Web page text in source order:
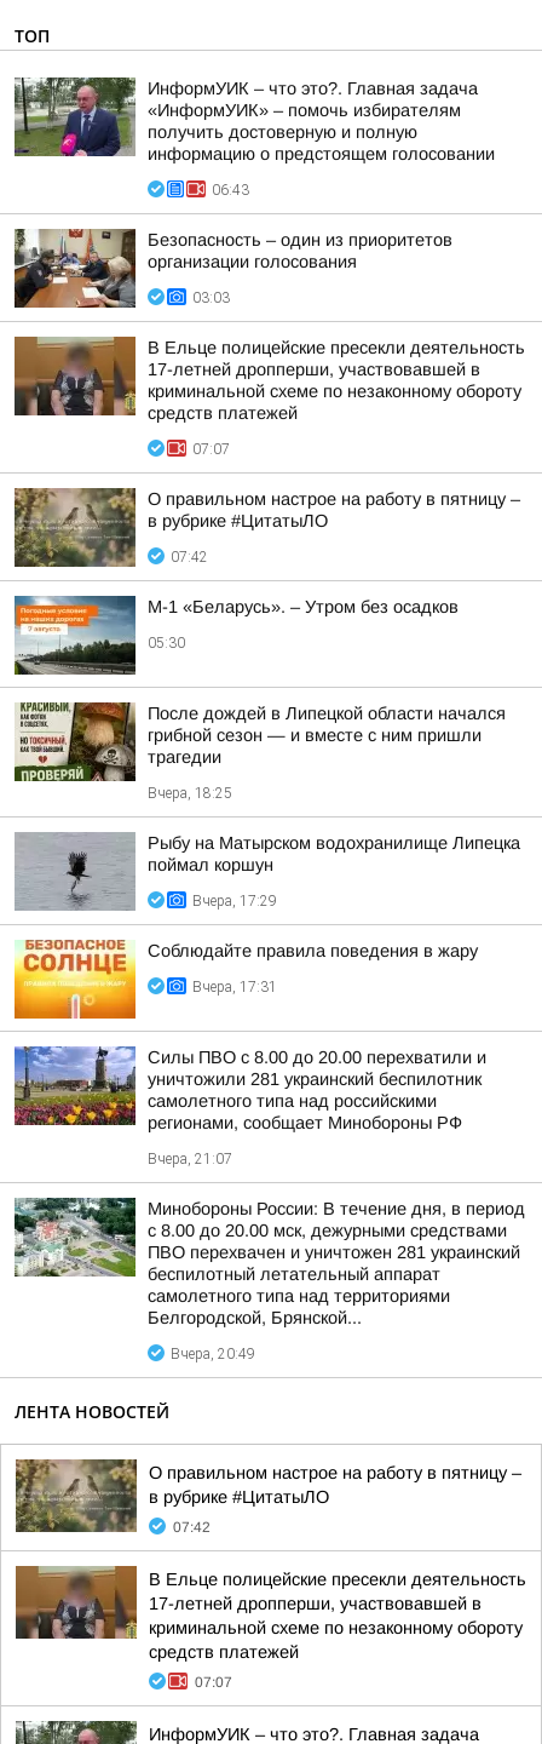
ТОП
ИнформУИК – что это?. Главная задача
«ИнформУИК» – помочь избирателям
получить достоверную и полную
информацию о предстоящем голосовании
06:43
Безопасность – один из приоритетов
организации голосования
03:03
В Ельце полицейские пресекли деятельность
17-летней дропперши, участвовавшей в
криминальной схеме по незаконному обороту
средств платежей
07:07
О правильном настрое на работу в пятницу –
в рубрике #ЦитатыЛО
07:42
М-1 «Беларусь». – Утром без осадков
05:30
После дождей в Липецкой области начался
грибной сезон — и вместе с ним пришли
трагедии
Вчера, 18:25
Рыбу на Матырском водохранилище Липецка
поймал коршун
Вчера, 17:29
Соблюдайте правила поведения в жару
Вчера, 17:31
Силы ПВО с 8.00 до 20.00 перехватили и
уничтожили 281 украинский беспилотник
самолетного типа над российскими
регионами, сообщает Минобороны РФ
Вчера, 21:07
Минобороны России: В течение дня, в период
с 8.00 до 20.00 мск, дежурными средствами
ПВО перехвачен и уничтожен 281 украинский
беспилотный летательный аппарат
самолетного типа над территориями
Белгородской, Брянской...
Вчера, 20:49
ЛЕНТА НОВОСТЕЙ
О правильном настрое на работу в пятницу –
в рубрике #ЦитатыЛО
07:42
В Ельце полицейские пресекли деятельность
17-летней дропперши, участвовавшей в
криминальной схеме по незаконному обороту
средств платежей
07:07
ИнформУИК – что это?. Главная задача